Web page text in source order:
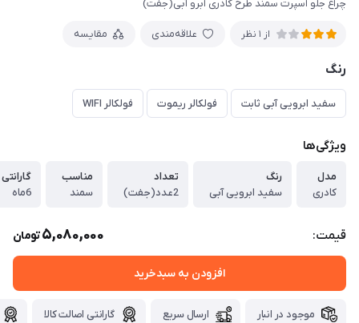
چراغ جلو اسپرت سمند طرح کادری ابرو آبی(جفت)
از 1 نظر علاقه‌مندی مقایسه
رنگ
سفید ابرویی آبی ثابت فولکالر ریموت فولکالر WIFI
ویژگی‌ها
مدل
کادری
رنگ
سفید ابرویی آبی
تعداد
2عدد(جفت)
مناسب
سمند
گارانتی
6ماه
قیمت: 5,080,000تومان
افزودن به سبدخرید
موجود در انبار ارسال سریع گارانتی اصالت کالا